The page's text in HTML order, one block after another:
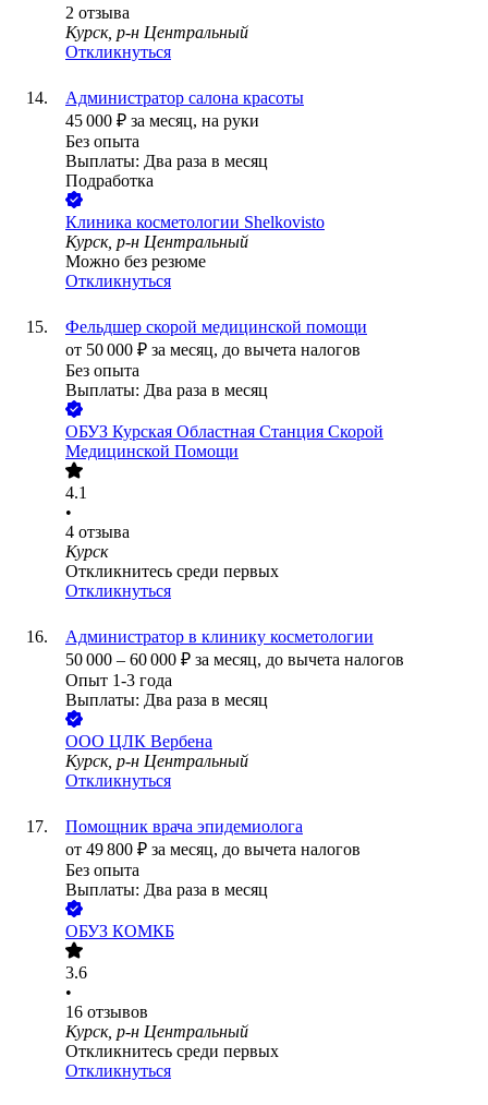
2 отзыва
Курск, р-н Центральный
Откликнуться
Администратор салона красоты
45 000 ₽ за месяц, на руки
Без опыта
Выплаты: Два раза в месяц
Подработка
Клиника косметологии Shelkovisto
Курск, р-н Центральный
Можно без резюме
Откликнуться
Фельдшер скорой медицинской помощи
от 50 000 ₽ за месяц, до вычета налогов
Без опыта
Выплаты: Два раза в месяц
ОБУЗ Курская Областная Станция Скорой
Медицинской Помощи
4.1
•
4 отзыва
Курск
Откликнитесь среди первых
Откликнуться
Администратор в клинику косметологии
50 000 – 60 000 ₽ за месяц, до вычета налогов
Опыт 1-3 года
Выплаты: Два раза в месяц
ООО ЦЛК Вербена
Курск, р-н Центральный
Откликнуться
Помощник врача эпидемиолога
от 49 800 ₽ за месяц, до вычета налогов
Без опыта
Выплаты: Два раза в месяц
ОБУЗ КОМКБ
3.6
•
16 отзывов
Курск, р-н Центральный
Откликнитесь среди первых
Откликнуться